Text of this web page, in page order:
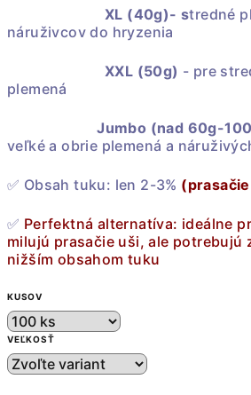
XL (40g)- stredné
náruživcov do hryzenia
XXL (50g) - pre
plemená
Jumbo (nad 60g-
veľké a obrie plemená a
✅ Obsah tuku: len 2-3%
✅ Perfektná alternatíva: ideálne
milujú prasačie uši, ale potrebujú
nižším obsahom tuku
KUSOV
VEĽKOSŤ